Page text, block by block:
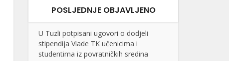
POSLJEDNJE OBJAVLJENO
U Tuzli potpisani ugovori o dodjeli
stipendija Vlade TK učenicima i
studentima iz povratničkih sredina